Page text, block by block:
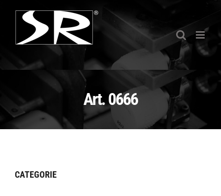
contenuto
Art. 0666
CATEGORIE